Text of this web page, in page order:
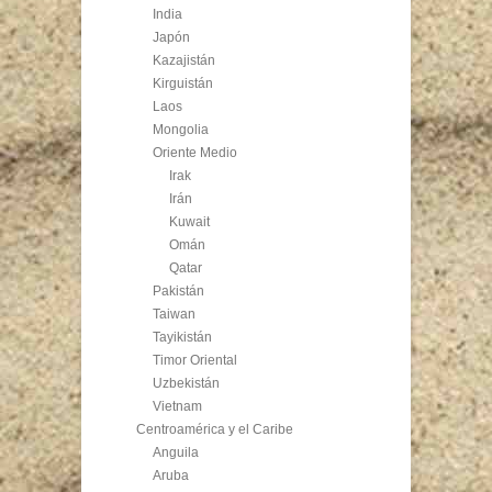
India
Japón
Kazajistán
Kirguistán
Laos
Mongolia
Oriente Medio
Irak
Irán
Kuwait
Omán
Qatar
Pakistán
Taiwan
Tayikistán
Timor Oriental
Uzbekistán
Vietnam
Centroamérica y el Caribe
Anguila
Aruba